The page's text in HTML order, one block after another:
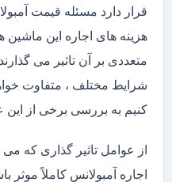
قرار دارد مسئله قیمت
هزینه های اجاره این
متعددی بر آن تاثیر می
شرایط مختلف ، متفاوت
کنیم به بررسی برخی از این
از عوامل تاثیر گذاری که می
اجاره آمبولانس کاملاً